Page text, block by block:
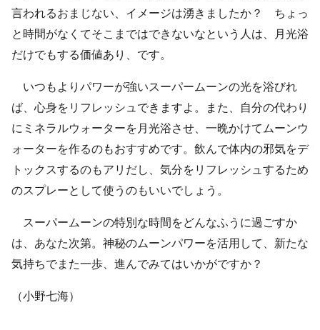
言われるおまじない、イメージは湧きましたか？ ちょっ
と時間がなくてそこまではできないなという人は、月光浴
だけでもする価値あり、です。
いつもよりパワーが強いスーパームーンの光を浴びれ
ば、心身をリフレッシュできますよ。また、自分の代わり
にミネラルウォーターを月光浴させ、一晩かけてムーンウ
ォーターを作るのもおすすめです。飲んで体内の邪気をデ
トックスするのもアリだし、気分をリフレッシュするため
のスプレーとして使うのもいいでしょう。
スーパームーンの特別な時間をどんなふうに過ごすか
は、あなた次第。神秘のムーンパワーを活用して、新たな
気持ちでまた一歩、進んでみてはいかがですか？
（小野七海）